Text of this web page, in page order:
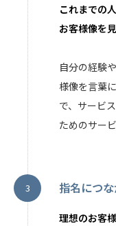
これまでの
お客様像を
自分の経験
様像を言葉
で、サービ
ためのサー
指名につ
理想のお客